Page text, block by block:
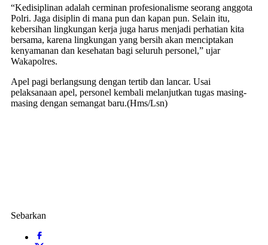
“Kedisiplinan adalah cerminan profesionalisme seorang anggota
Polri. Jaga disiplin di mana pun dan kapan pun. Selain itu,
kebersihan lingkungan kerja juga harus menjadi perhatian kita
bersama, karena lingkungan yang bersih akan menciptakan
kenyamanan dan kesehatan bagi seluruh personel,” ujar
Wakapolres.
Apel pagi berlangsung dengan tertib dan lancar. Usai
pelaksanaan apel, personel kembali melanjutkan tugas masing-
masing dengan semangat baru.(Hms/Lsn)
Sebarkan